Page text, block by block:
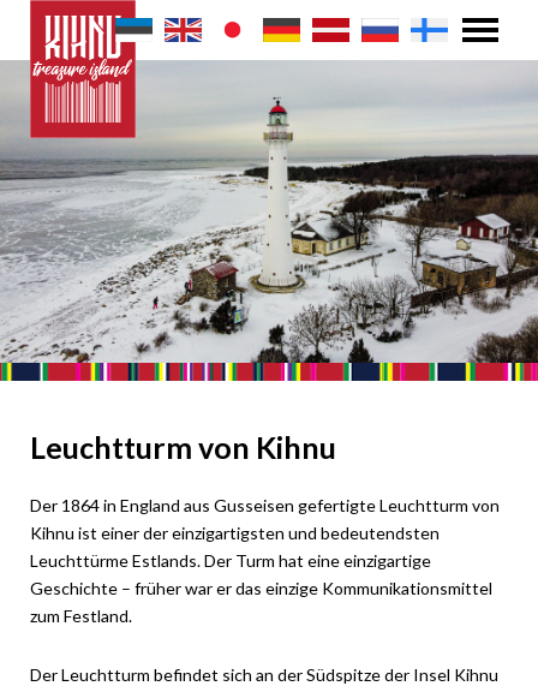
Leuchtturm von Kihnu
Der 1864 in England aus Gusseisen gefertigte Leuchtturm von
Kihnu ist einer der einzigartigsten und bedeutendsten
Leuchttürme Estlands. Der Turm hat eine einzigartige
Geschichte – früher war er das einzige Kommunikationsmittel
zum Festland.
Der Leuchtturm befindet sich an der Südspitze der Insel Kihnu